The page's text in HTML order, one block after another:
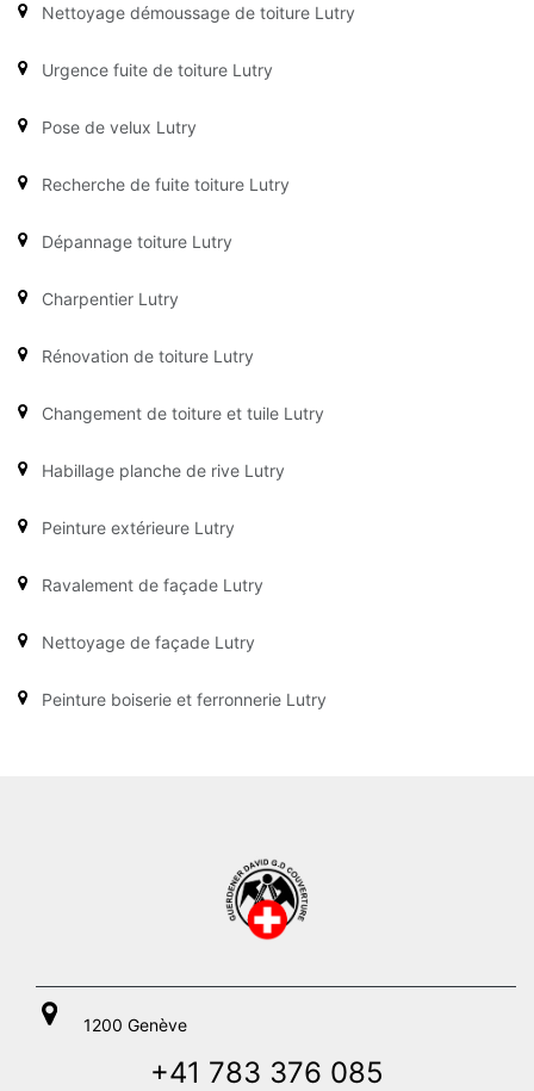
Nettoyage démoussage de toiture Lutry
Urgence fuite de toiture Lutry
Pose de velux Lutry
Recherche de fuite toiture Lutry
Dépannage toiture Lutry
Charpentier Lutry
Rénovation de toiture Lutry
Changement de toiture et tuile Lutry
Habillage planche de rive Lutry
Peinture extérieure Lutry
Ravalement de façade Lutry
Nettoyage de façade Lutry
Peinture boiserie et ferronnerie Lutry
1200 Genève
+41 783 376 085